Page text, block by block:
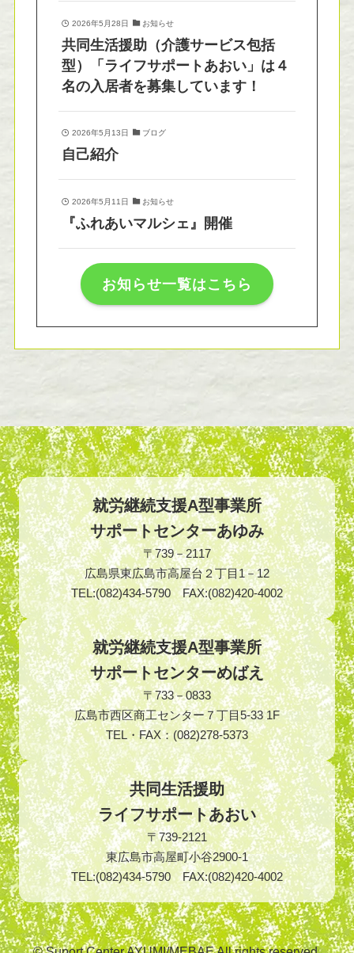
2026年5月28日 お知らせ
共同生活援助（介護サービス包括
型）「ライフサポートあおい」は４
名の入居者を募集しています！
2026年5月13日 ブログ
自己紹介
2026年5月11日 お知らせ
『ふれあいマルシェ』開催
お知らせ一覧はこちら
就労継続支援A型事業所
サポートセンターあゆみ
〒739－2117
広島県東広島市高屋台２丁目1－12
TEL:(082)434-5790 FAX:(082)420-4002
就労継続支援A型事業所
サポートセンターめばえ
〒733－0833
広島市西区商工センター７丁目5-33 1F
TEL・FAX：(082)278-5373
共同生活援助
ライフサポートあおい
〒739-2121
東広島市高屋町小谷2900-1
TEL:(082)434-5790 FAX:(082)420-4002